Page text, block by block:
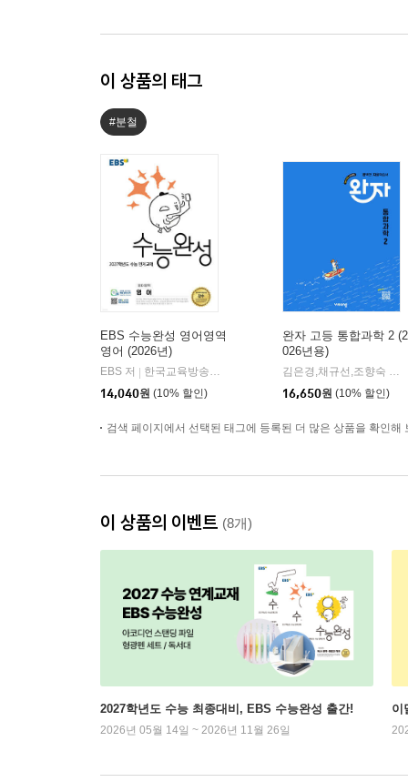
이 상품의 태그
#분철
EBS 수능완성 영어영역
영어 (2026년)
EBS 저
한국교육방송공사
14,040원 (10% 할인)
완자 고등 통합과학 2 (2
026년용)
김은경,채규선,조향숙 등저
16,650원 (10% 할인)
검색 페이지에서 선택된 태그에 등록된 더 많은 상품을 확인해
이 상품의 이벤트 (8개)
2027학년도 수능 최종대비, EBS 수능완성 출간!
2026년 05월 14일 ~ 2026년 11월 26일
이